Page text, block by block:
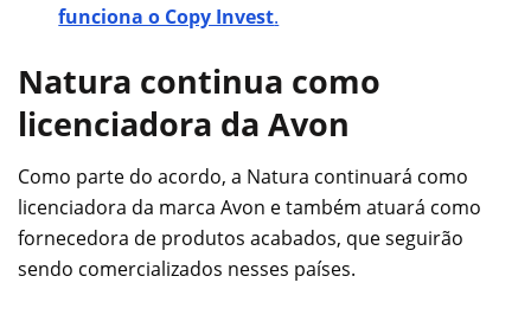
funciona o Copy Invest.
Natura continua como
licenciadora da Avon
Como parte do acordo, a Natura continuará como
licenciadora da marca Avon e também atuará como
fornecedora de produtos acabados, que seguirão
sendo comercializados nesses países.